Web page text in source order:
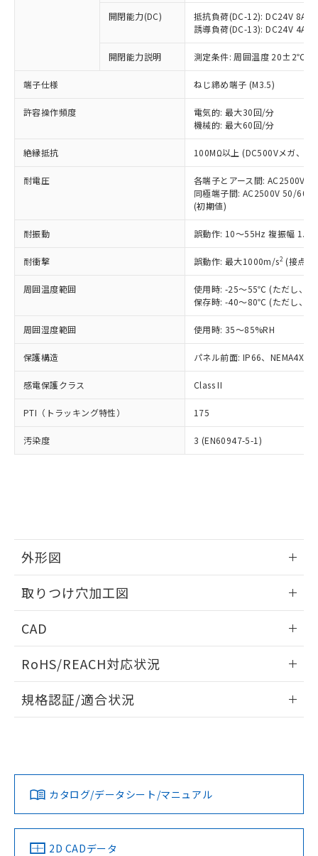
開閉能力(DC)
抵抗負荷(DC-12): DC24V 8A/
誘導負荷(DC-13): DC24V 4A/
開閉能力説明 測定条件: 周囲温度 20±2℃、
端子仕様 ねじ締め端子 (M3.5)
許容操作頻度
電気的: 最大30回/分
機械的: 最大60回/分
絶縁抵抗 100MΩ以上 (DC500Vメガ、点
耐電圧
各端子とアース間: AC2500V
同極端子間: AC2500V 50/
(初期値)
耐振動 誤動作: 10～55Hz 複振幅
耐衝撃 誤動作: 最大1000m/s2 (接点
周囲温度範囲
使用時: -25～55℃ (ただし、氷
保存時: -40～80℃ (ただし、氷
周囲湿度範囲 使用時: 35～85%RH
保護構造 パネル前面: IP66、NEMA4X,
感電保護クラス Class II
PTI（トラッキング特性） 175
汚染度 3 (EN60947-5-1)
外形図
取りつけ穴加工図
CAD
ドすることができます。
ログイン/会員登録
ダウンロードデータをご利用いただく前に、以下を必ずお読
みください。
ソフトウェアの使用条件
RoHS/REACH対応状況
EU RoHS 注意事項・凡例
対応済み
中国 RoHS 注意事項・凡例
規格認証/適合状況
LR型式承認
（イギリス
船舶規格）
DNV型式承認
（ノルウェー
BV型式承認
（フランス
KR型式
（韓国
カタログ/データシート/マニュアル
2D CADデータ
ことをご了承ください。
在庫状況および標準価格照会結果は、
記載している更新日時点での社内デー
タに基づき作成されるものであり、閲
覧された時点での実際の在庫および標
準価格とは異なる場合があることをご
正式な納期状況および標準価格はお客
様のお取引先、またはお客様担当のオ
ムロン制御機器販売店・当社販売員に
オムロン制御機器販売店や当社販売拠
販売ネットワーク
」をご確認
在庫状況および標準価格結果を当社の
事前の承諾なく第三者に漏洩または開
示しないようお願いします。
マイパーツ機能（部品リスト作成サー
ビス）をご利用いただくには、I-Web
メンバーズにご登録されている必要が
お客様が当ウェブサイト上で当社にご
登録された部品リストについて、当社
および当社の共同利用者が、当社の製
品・サービスに関するお客様との取
引・商談に必要な範囲で利用すること
※当社の共同利用者とは、"個人情報
の「1.共同利
用者の範囲」に記載されている法人を
いたものが、含有品と判明した場合などや
むを得ず変更することがあります。
*EU RoHS指令（10物質）：
鉛(Pb) 1000ppm以下、 水銀(Hg) 1000ppm以下、 カド
六価クロム(Cr(Ⅵ)) 1000ppm以下、ポリ臭化ビフェニル
類(PBB) 1000ppm以下、ポリ臭化ジフェニルエーテル類
(PBDE) 1000ppm以下、フタル酸ビス(2-エチルヘキシ
ル) (DEHP)(別名：DOP) 1000ppm以下、フタル酸ブチ
ルベンジル（BBP） 1000ppm以下、フタル酸ジブチル
（DBP） 1000ppm以下、フタル酸ジイソブチル
(DIBP) 1000ppm以下
但し、RoHS指令で産業用監視および制御機器に対する
フタル酸エステル類の４物質については閾値を超える意
図的な使用がないことを確認しています。
部品在庫の切り替え状況などにより、予定
月が前後することがあります。
※3 非含有証明書ダウンロード
下記の非含有証明書をダウンロードするこ
とができます。
EU RoHS指令（10物質）の非含有証明書
51物質の非含有証明書（当社基準）
※本証明書は発行日時点で非含有を証明す
るもので、過去に遡って非含有を証明する
していることから、特段のことがない限
り、2022年1月12日より割愛しておりま
す。
基準値を超えていることを示します。
「－」：未確認です。当社販売部門へお問
ム) : 100ppm、
Cr(Ⅵ)(六価クロム) : 1000ppm、 PBBs(ポリ臭化ビフェ
ニル類) : 1000ppm、 PBDEs(ポリ臭化ジフェニルエーテ
ル類) : 1000ppm、
DBP(フタル酸ジブチル) : 1000ppm、 DIBP(フタル酸ジ
イソブチル) : 1000ppm、 BBP(フタル酸ブチルベンジ
ル) : 1000ppm、
DEHP(フタル酸ビス(2-エチルヘキシル)) : 1000ppm
「ｅ」：有害物質（10物質）のすべてが基
準値以下であることを示します。
「10」：通常の使用状況下において有害物
質が外部に漏えいし、環境に深刻な影響を
及ぼさない年数を意味します。
「－」：未確認です。当社販売部門へお問
い合わせください。
当社は、これら貴社製品のうち、外国
為替および外国貿易法に定める商品
（以下｢規制貨物等」という）を輸出
または国外への提供する場合は、日本
国政府の輸出許可(または役務取引許
可)を取得するなどの必要な手続きを
当社は規制貨物を破棄する場合は、完
全に破砕するなど、違法に輸出されな
いよう必要な手段を講じます。
当社は貴社製品を、核兵器、ミサイ
ル、化学兵器、生物兵器またはその他
武器並びにこれらの製造装置等に一切
当社は、貴社製品を第三者に販売する
場合は、上記1、2および3の内容を当
該第三者に通知します。また当社は、
販売先および販売に係わる関係者が違
法に輸出するおそれがある場合は、取
り引きをいたしません。
キャンセル
説明
○ 一定数以上の在庫あり
一定数には満たないが在庫あり
在庫なし(最新の在庫状況につ
いては、お客様のお取引先、ま
たはお客様担当のオムロン制御
機器販売店・当社販売員にご確
白
受注生産機種、また在庫状況の
情報を公開していない機種